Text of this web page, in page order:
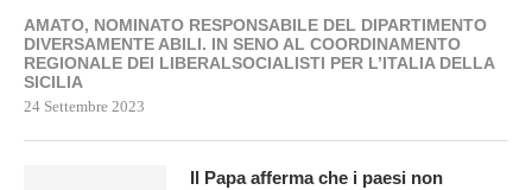
AMATO, NOMINATO RESPONSABILE DEL DIPARTIMENTO
DIVERSAMENTE ABILI. IN SENO AL COORDINAMENTO
REGIONALE DEI LIBERALSOCIALISTI PER L’ITALIA DELLA
SICILIA
24 Settembre 2023
Il Papa afferma che i paesi non